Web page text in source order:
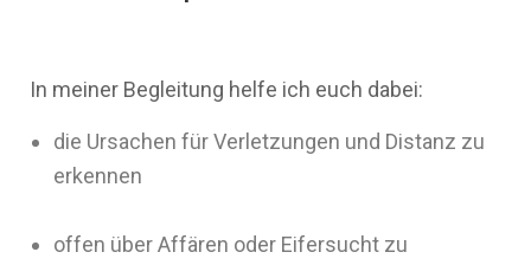
In meiner Begleitung helfe ich euch dabei:
die Ursachen für Verletzungen und Distanz zu
erkennen
offen über Affären oder Eifersucht zu